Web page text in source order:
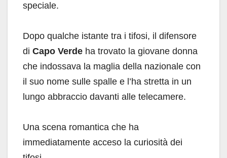
speciale.
Dopo qualche istante tra i tifosi, il difensore
di Capo Verde ha trovato la giovane donna
che indossava la maglia della nazionale con
il suo nome sulle spalle e l’ha stretta in un
lungo abbraccio davanti alle telecamere.
Una scena romantica che ha
immediatamente acceso la curiosità dei